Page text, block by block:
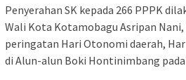
Penyerahan SK kepada 266 PPPK
Wali Kota Kotamobagu Asripan
peringatan Hari Otonomi daerah,
di Alun-alun Boki Hontinimbang